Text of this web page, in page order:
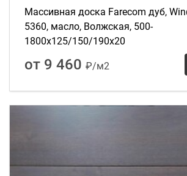
Массивная доска Farecom дуб,
5360, масло, Волжская, 500-
1800х125/150/190х20
от 9 460 ₽/м2